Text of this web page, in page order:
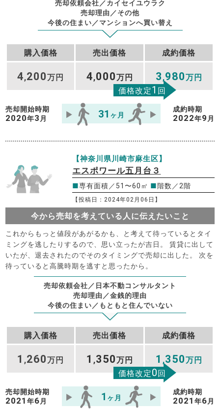
売却依頼会社／カイセイユウラク
売却理由／その他
今後の住まい／マンションへ買い替え
購入価格 売出価格 成約価格
4,200万円 4,000万円 3 ,980万円
価格改定1 回
売却開始時期
2020年3 月 31 ヶ月
成約時期
2022年9 月
【神奈川県川崎市麻生区】
エスポワール五月台３
■専有面積／51〜60㎡ ■階数／2階
【投稿日：2024年02月06日】
今から売却を考えている人に伝えたいこと
これからもっと値段があがるかも、と考えて待っているとタイ
ミングを逃したりするので、思い立ったが吉日。 賃貸に出して
いたが、退去されたのでそのタイミングで売却に出した。 次を
待っていると高騰時期を逃すと思ったから。
売却依頼会社／日本不動コンサルタント
売却理由／金銭的理由
今後の住まい／もともと住んでいない
購入価格 売出価格 成約価格
1 ,260万円 1 ,350万円 1 ,350万円
価格改定0回
売却開始時期
2021年6 月 1 ヶ月
成約時期
2021 年6 月